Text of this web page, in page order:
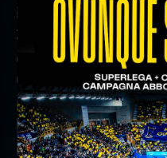
intelligente sottorete,
3-4. La contesa torna
con Verona che dice
Grozdanov. Poi ci
per gli scaligeri (10-
ma Nikolov manda
pareggiato da un